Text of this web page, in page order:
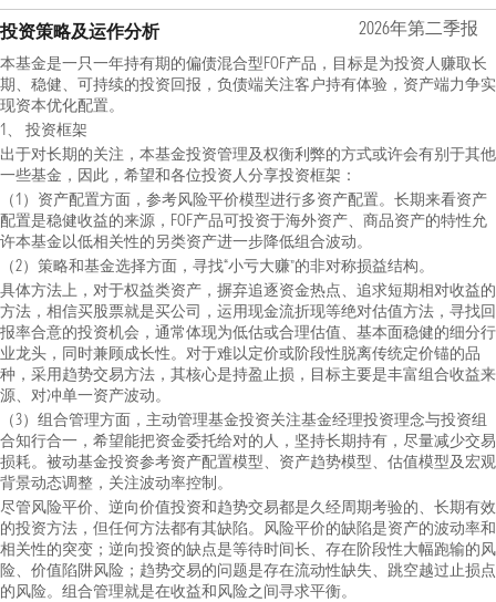
投资策略及运作分析 2026年第二季报
本基金是一只一年持有期的偏债混合型FOF产品，目标是为投资人赚取长
期、稳健、可持续的投资回报，负债端关注客户持有体验，资产端力争实
现资本优化配置。
1、 投资框架
出于对长期的关注，本基金投资管理及权衡利弊的方式或许会有别于其他
一些基金，因此，希望和各位投资人分享投资框架：
（1）资产配置方面，参考风险平价模型进行多资产配置。长期来看资产
配置是稳健收益的来源，FOF产品可投资于海外资产、商品资产的特性允
许本基金以低相关性的另类资产进一步降低组合波动。
（2）策略和基金选择方面，寻找“小亏大赚”的非对称损益结构。
具体方法上，对于权益类资产，摒弃追逐资金热点、追求短期相对收益的
方法，相信买股票就是买公司，运用现金流折现等绝对估值方法，寻找回
报率合意的投资机会，通常体现为低估或合理估值、基本面稳健的细分行
业龙头，同时兼顾成长性。对于难以定价或阶段性脱离传统定价锚的品
种，采用趋势交易方法，其核心是持盈止损，目标主要是丰富组合收益来
源、对冲单一资产波动。
（3）组合管理方面，主动管理基金投资关注基金经理投资理念与投资组
合知行合一，希望能把资金委托给对的人，坚持长期持有，尽量减少交易
损耗。被动基金投资参考资产配置模型、资产趋势模型、估值模型及宏观
背景动态调整，关注波动率控制。
尽管风险平价、逆向价值投资和趋势交易都是久经周期考验的、长期有效
的投资方法，但任何方法都有其缺陷。风险平价的缺陷是资产的波动率和
相关性的突变；逆向投资的缺点是等待时间长、存在阶段性大幅跑输的风
险、价值陷阱风险；趋势交易的问题是存在流动性缺失、跳空越过止损点
的风险。组合管理就是在收益和风险之间寻求平衡。